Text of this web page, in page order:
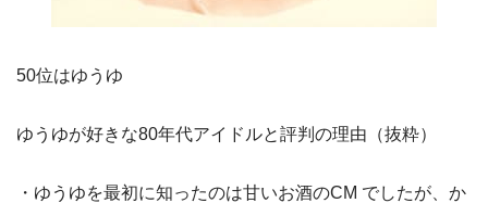
50位はゆうゆ
ゆうゆが好きな80年代アイドルと評判の理由（抜粋）
・ゆうゆを最初に知ったのは甘いお酒のCM でしたが、か